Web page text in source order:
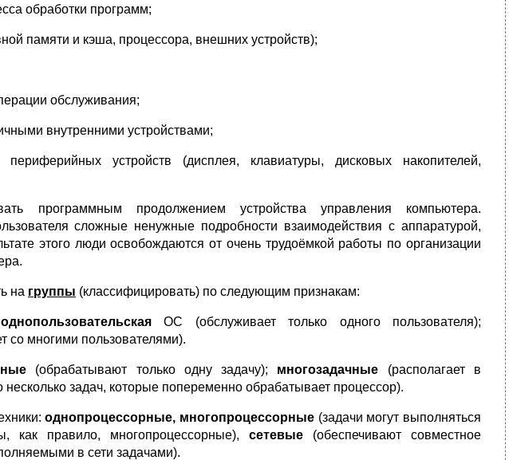
обработки программ;
памяти и кэша, процессора, внешних устройств);
обслуживания;
внутренними устройствами;
устройств (дисплея, клавиатуры, дисковых накопителей,
программным продолжением устройства управления компьютера.
сложные ненужные подробности взаимодействия с аппаратурой,
этого люди освобождаются от очень трудоёмкой работы по организации
на группы (классифицировать) по следующим признакам:
однопользовательскаяОС (обслуживает только одного пользователя);
со многими пользователями).
(обрабатывают только одну задачу); многозадачные (располагает в
задач, которые попеременно обрабатывает процессор).
однопроцессорные, многопроцессорные (задачи могут выполняться
как правило, многопроцессорные), сетевые (обеспечивают совместное
в сети задачами).